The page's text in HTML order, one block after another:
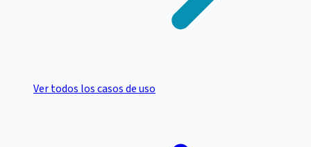
Ver todos los casos de uso